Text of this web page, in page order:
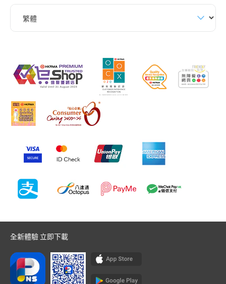
全新體驗 立即下載